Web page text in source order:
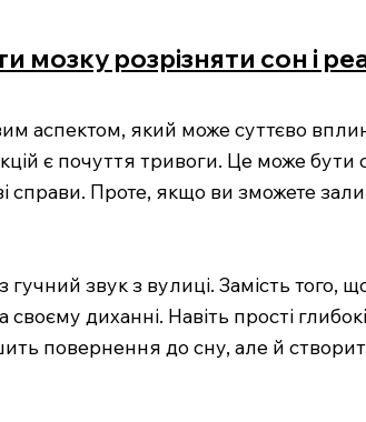
розрізняти сон і
аспектом, який може суттєво
є почуття тривоги. Це може
Проте, якщо ви зможете
звук з вулиці. Замість того,
диханні. Навіть прості
повернення до сну, але й